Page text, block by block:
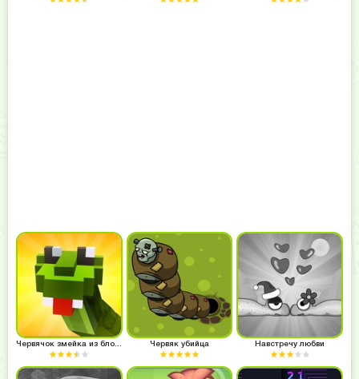
Червячок змейка из блоков Червяк убийца Навстречу любви